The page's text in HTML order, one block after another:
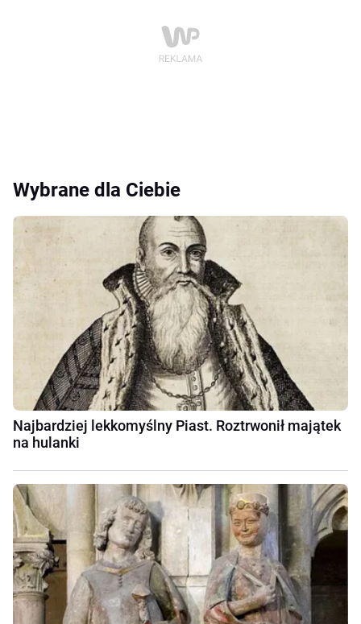
Wybrane dla Ciebie
Najbardziej lekkomyślny Piast. Roztrwonił majątek
na hulanki